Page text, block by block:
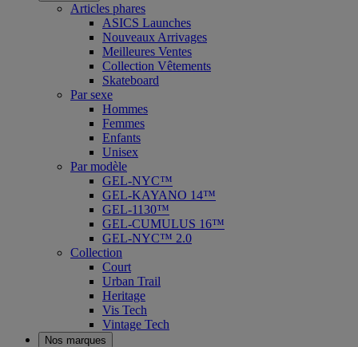
Articles phares
ASICS Launches
Nouveaux Arrivages
Meilleures Ventes
Collection Vêtements
Skateboard
Par sexe
Hommes
Femmes
Enfants
Unisex
Par modèle
GEL-NYC™
GEL-KAYANO 14™
GEL-1130™
GEL-CUMULUS 16™
GEL-NYC™ 2.0
Collection
Court
Urban Trail
Heritage
Vis Tech
Vintage Tech
Nos marques